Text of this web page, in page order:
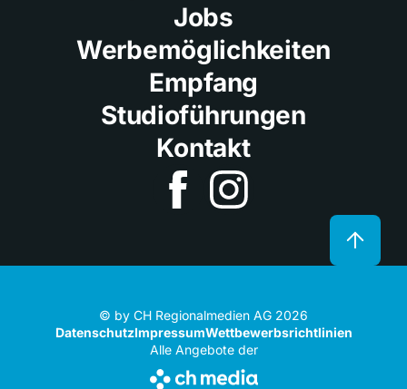
Jobs
Werbemöglichkeiten
Empfang
Studioführungen
Kontakt
© by CH Regionalmedien AG 2026
DatenschutzImpressumWettbewerbsrichtlinien
Alle Angebote der